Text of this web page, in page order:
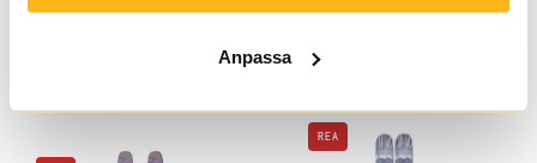
Anpassa
ARW 84 25/26 BC 111 25/26
5 737 kr
HONEY
REA